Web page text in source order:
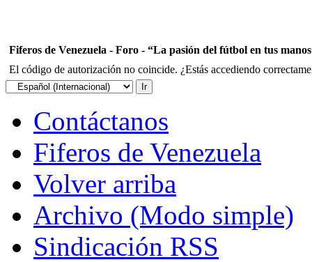
Fiferos de Venezuela - Foro - “La pasión del fútbol en tus
El código de autorización no coincide. ¿Estás accediendo
Contáctanos
Fiferos de Venezuela
Volver arriba
Archivo (Modo simple)
Sindicación RSS